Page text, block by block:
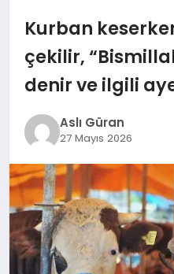
EKONOMI
BILIM VE TEKNOLOJI
OTOMOBIL
Kurban
çekilir,
denir ve ilgili
Aslı Güran
27 Mayıs 2026